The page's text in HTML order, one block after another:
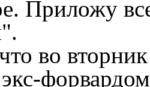
Приложу
во
экс-